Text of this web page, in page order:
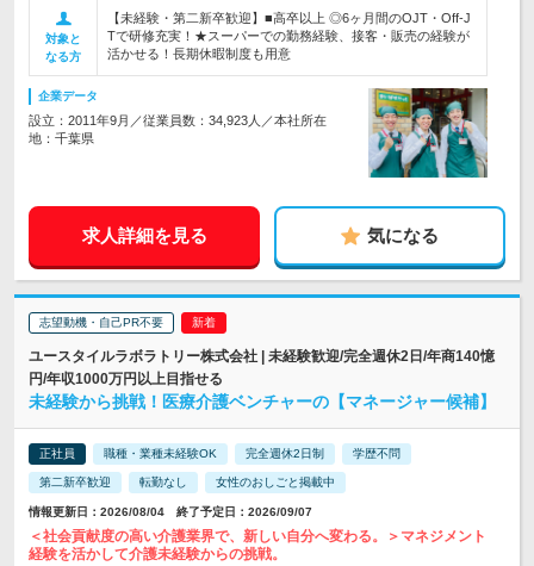
対象と
なる方
【未経験・第二新卒歓迎】■高卒以上 ◎6ヶ月間のOJT・Off‐J
Tで研修充実！★スーパーでの勤務経験、接客・販売の経験が
活かせる！長期休暇制度も用意
企業データ
設立：2011年9月／従業員数：34,923人／本社所在
地：千葉県
求人詳細を見る 気になる
志望動機・自己PR不要
ユースタイルラボラトリー株式会社 | 未経験歓迎/完全週休2日/年商140憶
円/年収1000万円以上目指せる
未経験から挑戦！医療介護ベンチャーの【マネージャー候補】
正社員 職種・業種未経験OK 完全週休2日制 学歴不問
第二新卒歓迎 転勤なし 女性のおしごと掲載中
情報更新日：2026/08/04 終了予定日：2026/09/07
＜社会貢献度の高い介護業界で、新しい自分へ変わる。＞マネジメント
経験を活かして介護未経験からの挑戦。